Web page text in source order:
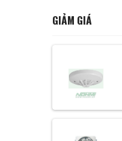
GIẢM GIÁ